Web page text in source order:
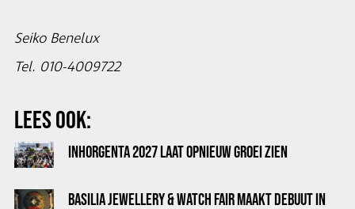
Seiko Benelux
Tel. 010-4009722
LEES OOK:
INHORGENTA 2027 LAAT OPNIEUW GROEI ZIEN
BASILIA JEWELLERY & WATCH FAIR MAAKT DEBUUT IN